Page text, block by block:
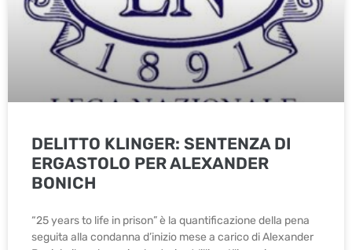
DELITTO KLINGER: SENTENZA DI
ERGASTOLO PER ALEXANDER
BONICH
“25 years to life in prison” è la quantificazione della pena
seguita alla condanna d’inizio mese a carico di Alexander